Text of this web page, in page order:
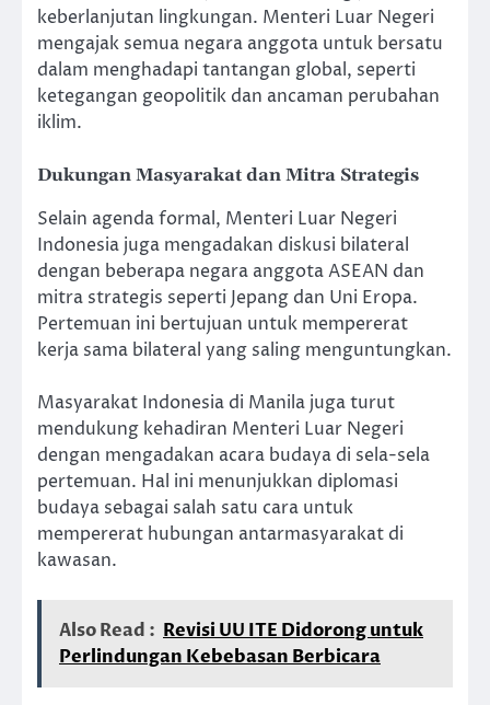
keberlanjutan lingkungan. Menteri Luar Negeri
mengajak semua negara anggota untuk bersatu
dalam menghadapi tantangan global, seperti
ketegangan geopolitik dan ancaman perubahan
iklim.
Dukungan Masyarakat dan Mitra Strategis
Selain agenda formal, Menteri Luar Negeri
Indonesia juga mengadakan diskusi bilateral
dengan beberapa negara anggota ASEAN dan
mitra strategis seperti Jepang dan Uni Eropa.
Pertemuan ini bertujuan untuk mempererat
kerja sama bilateral yang saling menguntungkan.
Masyarakat Indonesia di Manila juga turut
mendukung kehadiran Menteri Luar Negeri
dengan mengadakan acara budaya di sela-sela
pertemuan. Hal ini menunjukkan diplomasi
budaya sebagai salah satu cara untuk
mempererat hubungan antarmasyarakat di
kawasan.
Also Read : Revisi UU ITE Didorong untuk
Perlindungan Kebebasan Berbicara